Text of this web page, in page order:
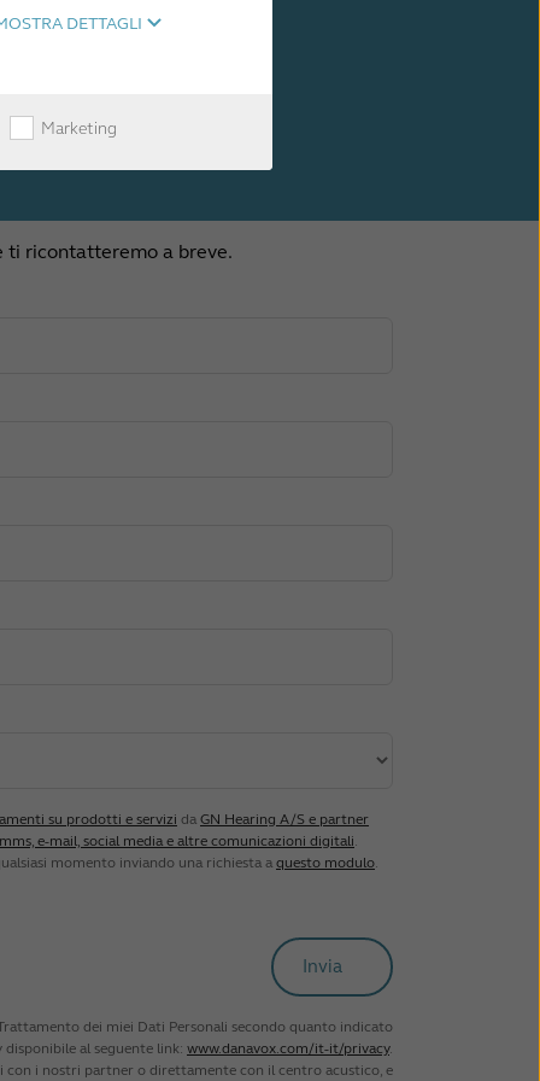
DETTAGLI
Marketing
ti ricontatteremo a breve.
su prodotti e servizi da GN Hearing A/S e partner
e-mail, social media e altre comunicazioni digitali.
momento inviando una richiesta a questo modulo.
dei miei Dati Personali secondo quanto indicato
al seguente link: www.danavox.com/it-it/privacy.
con i nostri partner o direttamente con il centro acustico, e